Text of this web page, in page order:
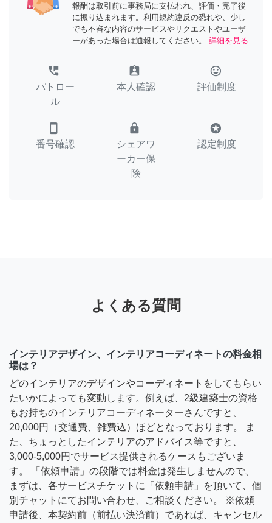
報酬は取引前に事務局に支払われ、評価・完了後
に振り込まれます。利用規約違反の恐れや、少し
でも不審な内容のサービスやリクエストやユーザ
ーがあった場合は通報してください。
詳細を見る
perm_phone_msg
パトロー
ル
assignment_ind
本人確認
tag_faces
評価制度
smartphone
番号確認
lock
シェアワ
ーカー保
険
stars
認定制度
よくある質問
インテリアデザイン、インテリアコーディネートの料金相
場は？
どのインテリアのデザインやコーディネートをしてもらい
たいかによっても変動します。例えば、2級建築士の資格
もお持ちのインテリアコーディネーターさんですと、
20,000円（交通費、雑費込）ほどとなっております。 ま
た、ちょっとしたインテリアのアドバイス等ですと、
3,000-5,000円でサービス提供されるケースもございま
す。 「依頼申請」の段階では料金は発生しませんので、
まずは、各サービスチケットに「依頼申請」を頂いて、個
別チャットにてお問い合わせ、ご相談ください。 ※依頼
申請後、本契約前（前払い決済前）であれば、キャンセル